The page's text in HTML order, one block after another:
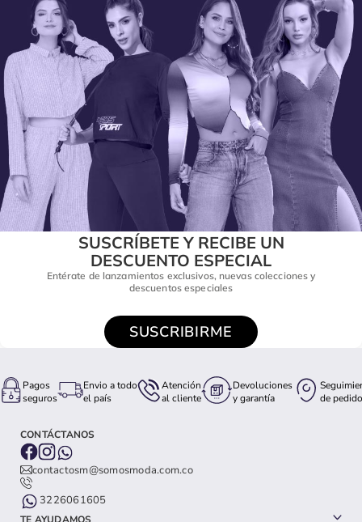
SUSCRÍBETE Y RECIBE UN
DESCUENTO ESPECIAL
Entérate de lanzamientos exclusivos, nuevas colecciones y
descuentos especiales
SUSCRIBIRME
Pagos
seguros
Envio a todo
el país
Atención
al cliente
Devoluciones
y garantía
de pedido
CONTÁCTANOS
contactosm@somosmoda.com.co
3226061605
TE AYUDAMOS